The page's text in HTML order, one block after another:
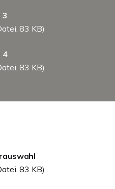
83 KB)
4
83 KB)
83 KB)